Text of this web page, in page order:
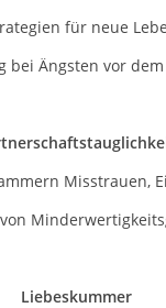
für neue
bei Ängsten vor dem
Misstrauen,
Liebeskummer